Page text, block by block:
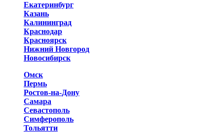
Екатеринбург
Казань
Калининград
Краснодар
Красноярск
Нижний Новгород
Новосибирск
Омск
Пермь
Ростов-на-Дону
Самара
Севастополь
Симферополь
Тольятти